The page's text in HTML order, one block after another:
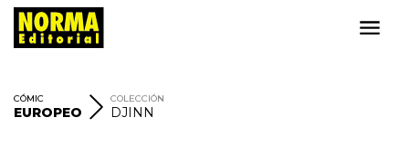
CÓMIC
EUROPEO
COLECCIÓN
DJINN